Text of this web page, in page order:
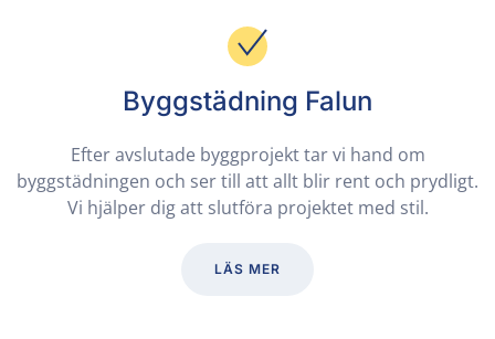
Byggstädning Falun
Efter avslutade byggprojekt tar vi hand om
byggstädningen och ser till att allt blir rent och prydligt.
Vi hjälper dig att slutföra projektet med stil.
LÄS MER